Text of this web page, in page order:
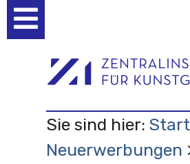
Werkzeuge
Sie sind hier:
Neuerwerbungen